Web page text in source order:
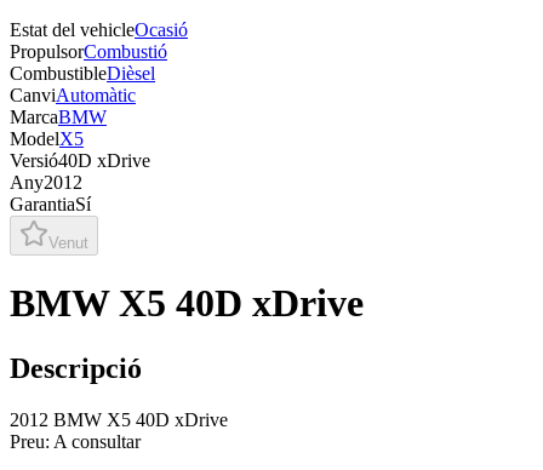
Estat del vehicleOcasió
PropulsorCombustió
CombustibleDièsel
CanviAutomàtic
MarcaBMW
ModelX5
Versió40D xDrive
Any2012
GarantiaSí
Venut
BMW X5 40D xDrive
Descripció
2012 BMW X5 40D xDrive
Preu: A consultar